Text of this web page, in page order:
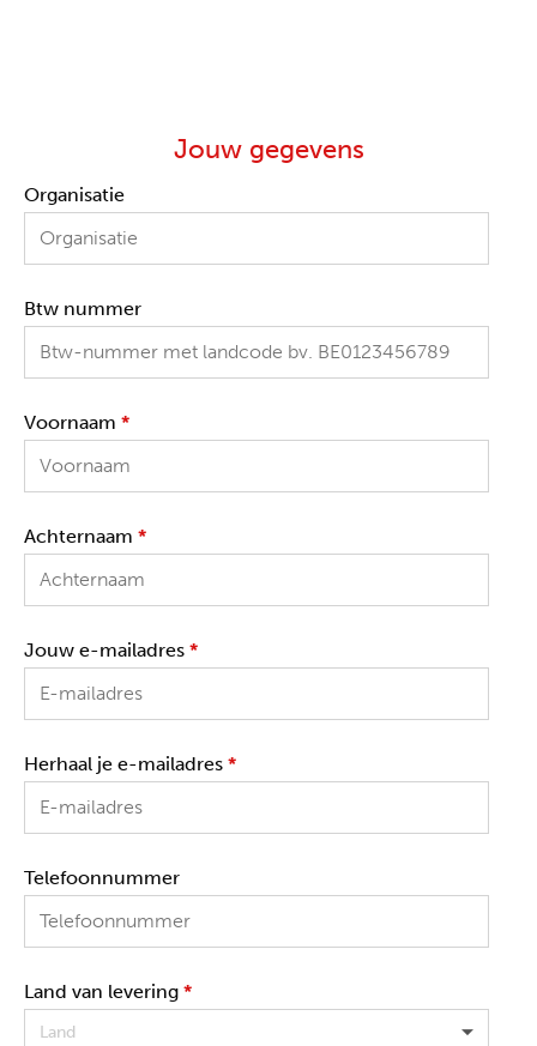
Jouw gegevens
Organisatie
Btw nummer
Voornaam *
Achternaam *
Jouw e-mailadres *
Herhaal je e-mailadres *
Telefoonnummer
Land van levering *
Land